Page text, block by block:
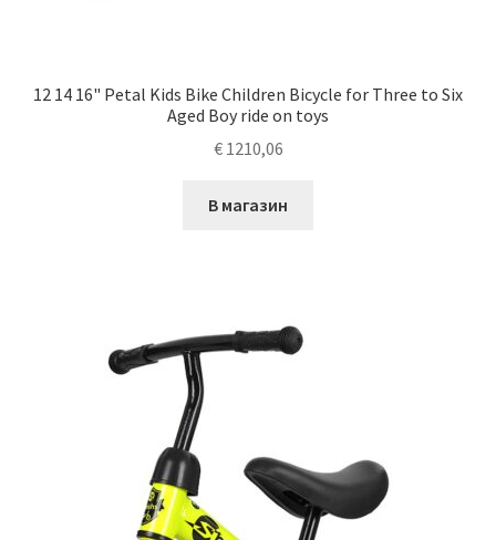
12 14 16" Petal Kids Bike Children Bicycle for Three to Six
Aged Boy ride on toys
€1210,06
В магазин